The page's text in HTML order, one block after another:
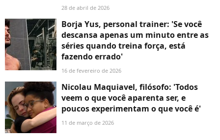
28 de abril de 2026
Borja Yus, personal trainer: 'Se você
descansa apenas um minuto entre as
séries quando treina força, está
fazendo errado'
16 de fevereiro de 2026
Nicolau Maquiavel, filósofo: 'Todos
veem o que você aparenta ser, e
poucos experimentam o que você é'
11 de março de 2026